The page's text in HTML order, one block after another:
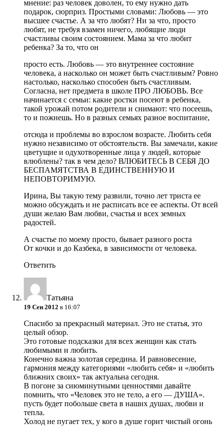
мнение: раз человек доволен, то ему нужно дать
подарок, сюрприз. Простыми словами: Любовь — это
высшее счастье. А за что любят? Ни за что, просто
любят, не требуя взамен ничего, любящие люди
счастливы своим состоянием. Мама за что любит
ребенка? За то, что он
просто есть. Любовь — это внутреннее состояние
человека, а насколько он может быть счастливым? Ровно
настолько, насколько способен быть счастливым.
Согласна, нет предмета в школе ПРО ЛЮБОВЬ. Все
начинается с семьи: какие ростки посеют в ребенка,
такой урожай потом родители и снимают: что посеешь,
то и пожнешь. Но в разных семьях разное воспитание,
отсюда и проблемы во взрослом возрасте. Любить себя
нужно независимо от обстоятельств. Вы замечали, какие
цветущие и одухотворенные лица у людей, которые
влюблены? так в чем дело? ВЛЮБИТЕСЬ В СЕБЯ ДО
БЕСПАМЯТСТВА В ЕДИНСТВЕННУЮ И
НЕПОВТОРИМУЮ.
Ирина, Вы такую тему развили, точно лет триста ее
можно обсуждать и не расписать все ее аспекты. От всей
души желаю Вам любви, счастья и всех земных
радостей.
А счастье по моему просто, бывает разного роста
От кочки и до Казбека, в зависимости от человека.
Ответить
Татьяна
19 Сен 2012 в 16:07
Спасибо за прекрасный материал. Это не статья, это
целый обзор.
Это готовые подсказки для всех женщин как стать
любимыми и любить.
Конечно важна золотая середина. И равновесение,
гармония между категориями «любить себя» и «любить
ближних своих» так актуальна сегодня.
В погоне за сиюминутными ценностями давайте
помнить, что «Человек это не тело, а его — ДУША».
пусть будет побольше света в наших душах, любви и
тепла.
Холод не пугает тех, у кого в душе горит чистый огонь